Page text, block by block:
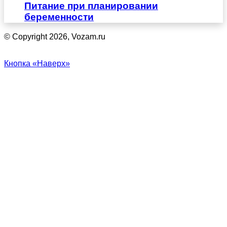
Питание при планировании
беременности
© Copyright 2026, Vozam.ru
Кнопка «Наверх»